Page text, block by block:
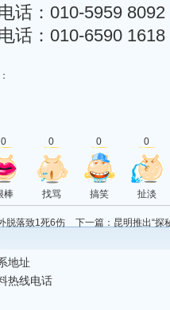
话：010-5959 8092
话：010-6590 1618
0 0 0 0
棒 找骂 搞笑 扯淡
脱落致1死6伤 下一篇： 昆明推出“探
地址
热线电话